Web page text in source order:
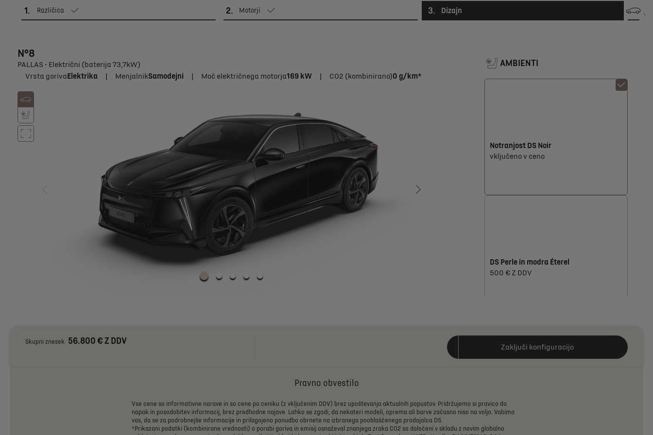
1 . Različica 2. Motorji 3. Dizajn
N°8
PALLAS • Električni (baterija 73,7kW)
Vrsta gorivaElektrika | MenjalnikSamodejni | Moč električnega motorja169 kW | CO2 (kombinirano)0 g/km*
AMBIENTI
Notranjost DS Noir
vključeno v ceno
DS Perle in modra Éterel
500 € Z DDV
vključeno v ceno
Skupni znesek 56.800 € Z DDV
Zaključi konfiguracijo
Pravno obvestilo
Vse cene so informativne narave in so cene po ceniku (z vključenim DDV) brez upoštevanja aktualnih popustov. Pridržujemo si pravico do
napak in posodobitev informacij, brez predhodne najave. Lahko se zgodi, da nekateri modeli, oprema ali barve začasno niso na voljo. Vabimo
vas, da se za podrobnejše informacije in prilagojeno ponudbo obrnete na izbranega pooblaščenega prodajalca DS.
*Prikazani podatki (kombinirane vrednosti) o porabi goriva in emisij osnaževal znanjega zraka CO2 so določeni v skladu z novim globalno